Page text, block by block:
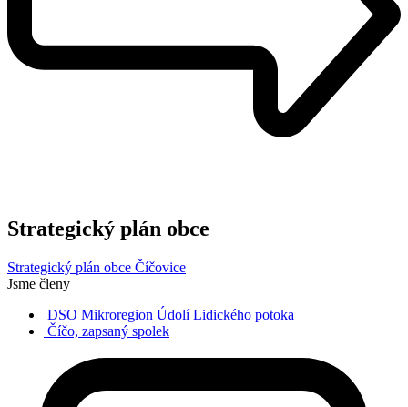
Strategický plán obce
Strategický plán obce Číčovice
Jsme členy
DSO Mikroregion Údolí Lidického potoka
Číčo, zapsaný spolek